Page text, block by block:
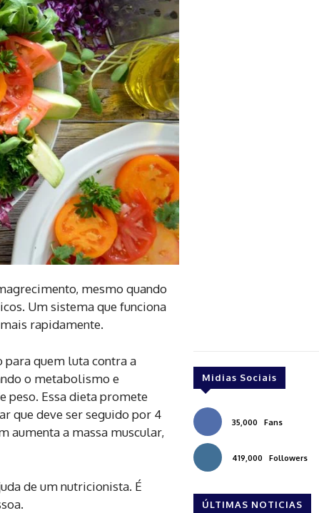
mesmo quando
Um sistema que funciona
rapidamente.
para quem luta contra a
o metabolismo e
peso. Essa dieta promete
que deve ser seguido por 4
aumenta a massa muscular,
de um nutricionista. É
Midias Sociais
35,000 Fans
419,000 Followers
ÚLTIMAS NOTICIAS